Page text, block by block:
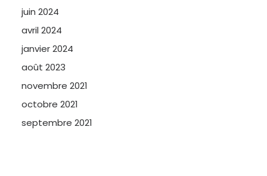
juin 2024
avril 2024
janvier 2024
août 2023
novembre 2021
octobre 2021
septembre 2021